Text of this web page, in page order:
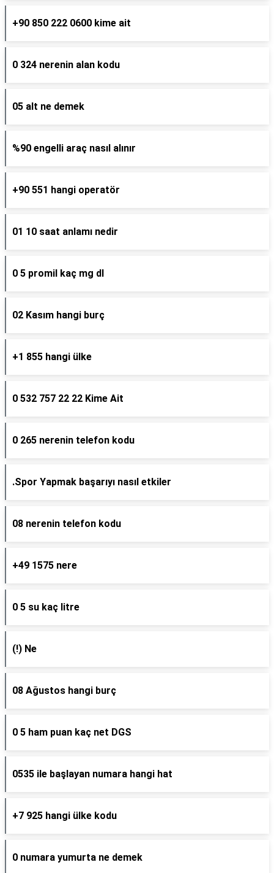
+90 850 222 0600 kime ait
0 324 nerenin alan kodu
05 alt ne demek
%90 engelli araç nasıl alınır
+90 551 hangi operatör
01 10 saat anlamı nedir
0 5 promil kaç mg dl
02 Kasım hangi burç
+1 855 hangi ülke
0 532 757 22 22 Kime Ait
0 265 nerenin telefon kodu
.Spor Yapmak başarıyı nasıl etkiler
08 nerenin telefon kodu
+49 1575 nere
0 5 su kaç litre
(!) Ne
08 Ağustos hangi burç
0 5 ham puan kaç net DGS
0535 ile başlayan numara hangi hat
+7 925 hangi ülke kodu
0 numara yumurta ne demek